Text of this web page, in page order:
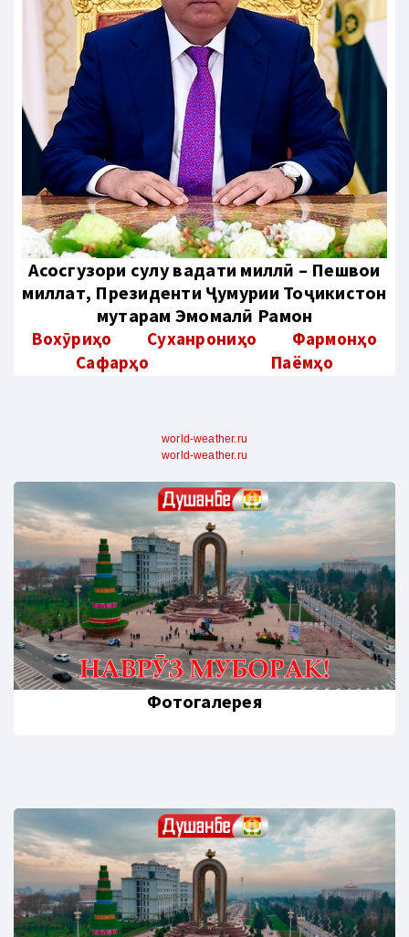
Aсосгузори сулҳу ваҳдати миллӣ – Пешвои
миллат, Президенти Ҷумҳурии Тоҷикистон
муҳтарам Эмомалӣ Раҳмон
Вохӯриҳо Суханрониҳо
Фармонҳо
Сафарҳо
Паёмҳо
world-weather.ru
world-weather.ru
Фотогалерея